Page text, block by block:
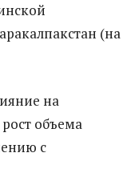
(на
на
объема
с